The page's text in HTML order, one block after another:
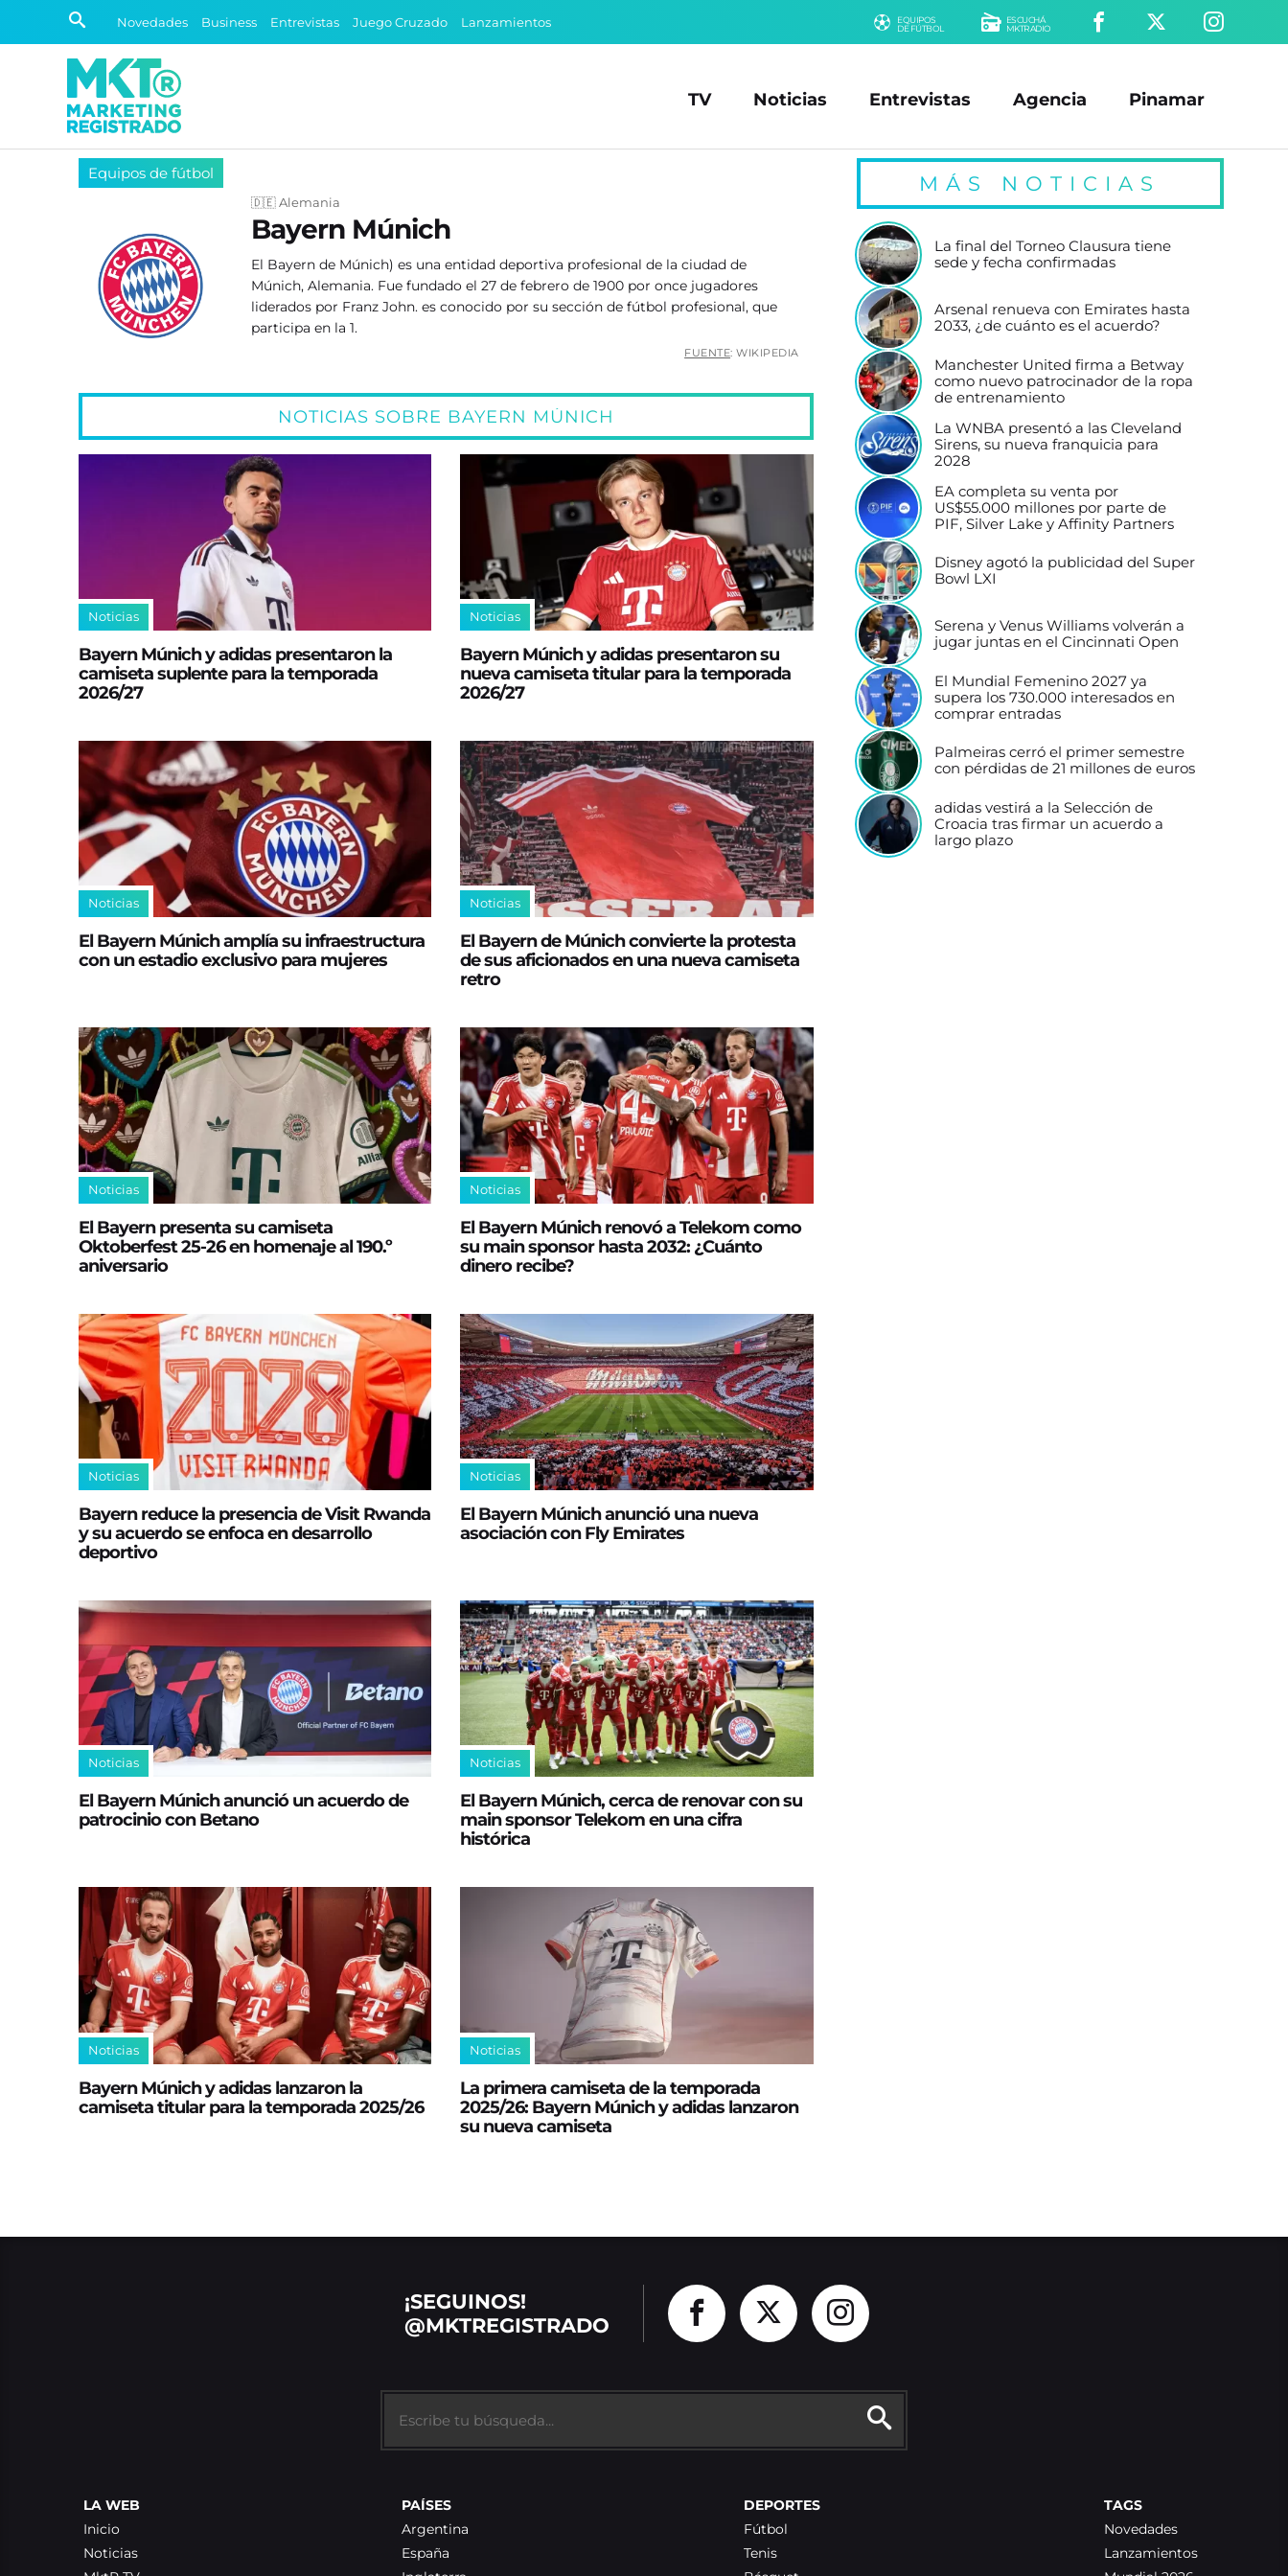
Novedades Business Entrevistas Juego Cruzado Lanzamientos
EQUIPOS
DE FÚTBOL
ESCUCHÁ
MKTRADIO
TV Noticias Entrevistas Agencia Pinamar
Equipos de fútbol
🇩🇪 Alemania
Bayern Múnich
El Bayern de Múnich​) es una entidad deportiva profesional de la ciudad de
Múnich, Alemania. Fue fundado el 27 de febrero de 1900 por once jugadores
liderados por Franz John.​ es conocido por su sección de fútbol profesional, que
participa en la 1.
FUENTE: WIKIPEDIA
NOTICIAS SOBRE BAYERN MÚNICH
Noticias
Bayern Múnich y adidas presentaron la
camiseta suplente para la temporada
2026/27
Noticias
Bayern Múnich y adidas presentaron su
nueva camiseta titular para la temporada
2026/27
Noticias
El Bayern Múnich amplía su infraestructura
con un estadio exclusivo para mujeres
Noticias
El Bayern de Múnich convierte la protesta
de sus aficionados en una nueva camiseta
retro
Noticias
El Bayern presenta su camiseta
Oktoberfest 25-26 en homenaje al 190.º
aniversario
Noticias
El Bayern Múnich renovó a Telekom como
su main sponsor hasta 2032: ¿Cuánto
dinero recibe?
Noticias
Bayern reduce la presencia de Visit Rwanda
y su acuerdo se enfoca en desarrollo
deportivo
Noticias
El Bayern Múnich anunció una nueva
asociación con Fly Emirates
Noticias
El Bayern Múnich anunció un acuerdo de
patrocinio con Betano
Noticias
El Bayern Múnich, cerca de renovar con su
main sponsor Telekom en una cifra
histórica
Noticias
Bayern Múnich y adidas lanzaron la
camiseta titular para la temporada 2025/26
Noticias
La primera camiseta de la temporada
2025/26: Bayern Múnich y adidas lanzaron
su nueva camiseta
MÁS NOTICIAS
La final del Torneo Clausura tiene
sede y fecha confirmadas
Arsenal renueva con Emirates hasta
2033, ¿de cuánto es el acuerdo?
Manchester United firma a Betway
como nuevo patrocinador de la ropa
de entrenamiento
La WNBA presentó a las Cleveland
Sirens, su nueva franquicia para
2028
EA completa su venta por
US$55.000 millones por parte de
PIF, Silver Lake y Affinity Partners
Disney agotó la publicidad del Super
Bowl LXI
Serena y Venus Williams volverán a
jugar juntas en el Cincinnati Open
El Mundial Femenino 2027 ya
supera los 730.000 interesados en
comprar entradas
Palmeiras cerró el primer semestre
con pérdidas de 21 millones de euros
adidas vestirá a la Selección de
Croacia tras firmar un acuerdo a
largo plazo
¡SEGUINOS!
@MKTREGISTRADO
LA WEB
Inicio
Noticias
PAÍSES
Argentina
España
DEPORTES
Fútbol
Tenis
TAGS
Novedades
Lanzamientos